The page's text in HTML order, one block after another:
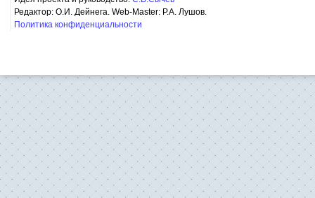
Редактор: О.И. Дейнега. Web-Master: Р.А. Лушов.
Политика конфиденциальности